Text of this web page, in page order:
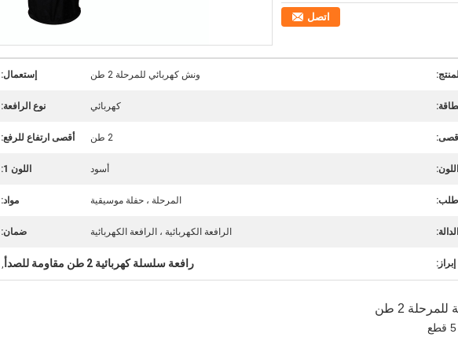
اتصل
ونش كهربائي للمرحلة 2 طن إستعمال:
كهربائي نوع الرافعة:
2 طن أقصى ارتفاع للرفع:
اللون: أسود اللون 1:
طلب: المرحلة ، حفلة موسيقية مواد:
الرافعة الكهربائية ، الرافعة الكهربائية ضمان:
إبراز: رافعة سلسلة كهربائية 2 طن مقاومة للصدأ ,
2 طن